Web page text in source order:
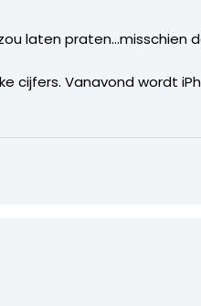
laten praten…misschien
cijfers. Vanavond wordt